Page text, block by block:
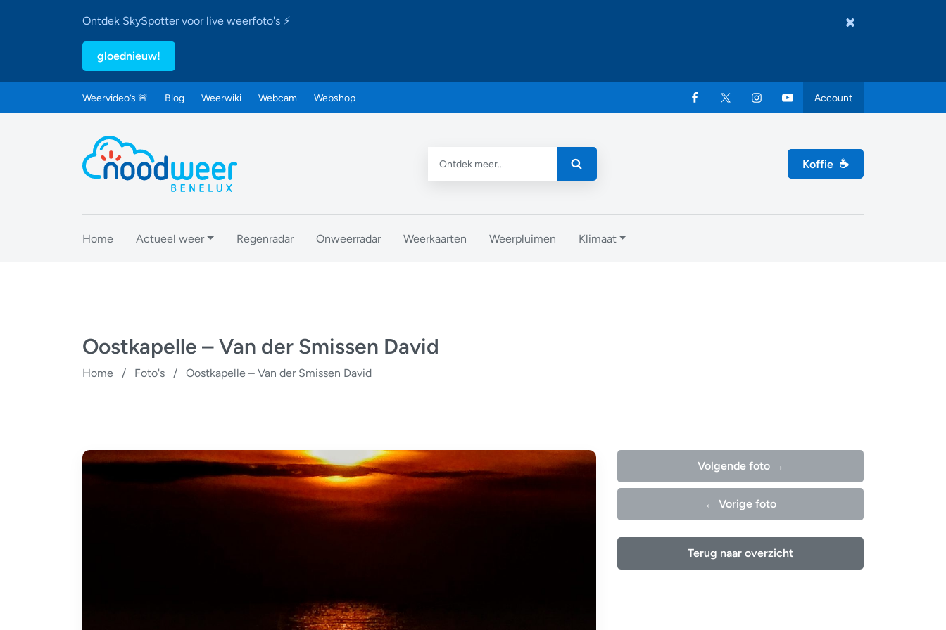
Ontdek SkySpotter voor live weerfoto's ⚡
gloednieuw!
Weervideo’s 🚨 Blog Weerwiki Webcam Webshop Account
Koffie ☕
Home Actueel weer Regenradar Onweerradar Weerkaarten Weerpluimen Klimaat
Oostkapelle – Van der Smissen David
Home / Foto's / Oostkapelle – Van der Smissen David
Volgende foto →
← Vorige foto
Terug naar overzicht